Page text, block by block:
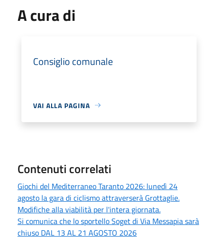
A cura di
Consiglio comunale
VAI ALLA PAGINA
Contenuti correlati
Giochi del Mediterraneo Taranto 2026: lunedì 24
agosto la gara di ciclismo attraverserà Grottaglie.
Modifiche alla viabilità per l'intera giornata.
Si comunica che lo sportello Soget di Via Messapia sarà
chiuso DAL 13 AL 21 AGOSTO 2026